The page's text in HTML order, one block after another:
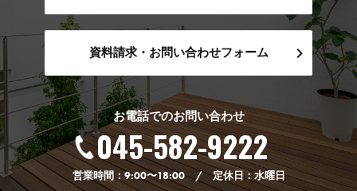
資料請求・お問い合わせフォーム
お電話でのお問い合わせ
045-582-9222
営業時間：9:00〜18:00 / 定休日：水曜日